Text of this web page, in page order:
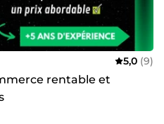
5,0 (9)
rentable et